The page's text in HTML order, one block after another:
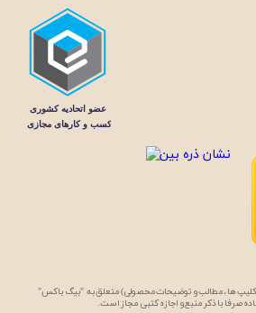
کلیپ ها، مطالب و توضیحات محصولی) متعلق به "بیگ باکس"
صرفا با ذکر منبع و اجازه کتبی مجاز است.